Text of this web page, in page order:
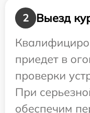
2
Выезд
приедет в
проверки
При
обеспечим